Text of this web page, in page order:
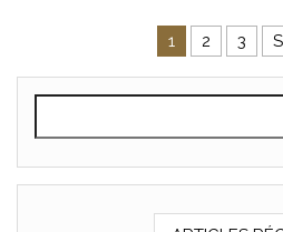
Pagination des
1 2 3